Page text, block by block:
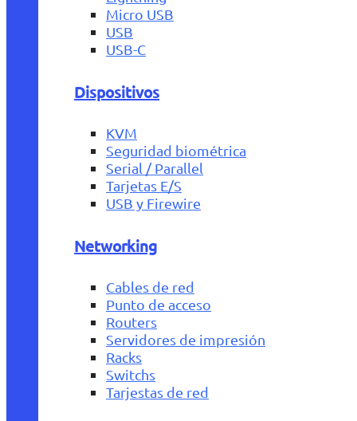
Micro USB
USB
USB-C
Dispositivos
KVM
Seguridad biométrica
Serial / Parallel
Tarjetas E/S
USB y Firewire
Networking
Cables de red
Punto de acceso
Routers
Servidores de impresión
Racks
Switchs
Tarjestas de red